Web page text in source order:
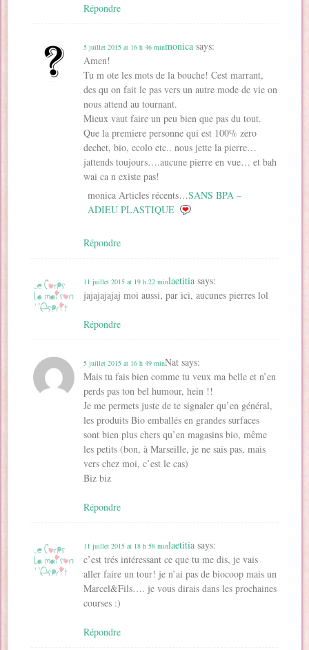
Répondre
monica says:
5 juillet 2015 at 16 h 46 min
Amen!
Tu m ote les mots de la bouche! Cest marrant,
des qu on fait le pas vers un autre mode de vie on
nous attend au tournant.
Mieux vaut faire un peu bien que pas du tout.
Que la premiere personne qui est 100% zero
dechet, bio, ecolo etc.. nous jette la pierre…
jattends toujours….aucune pierre en vue… et bah
wai ca n existe pas!
monica Articles récents…SANS BPA –
ADIEU PLASTIQUE
Répondre
laetitia says:
11 juillet 2015 at 19 h 22 min
jajajajajaj moi aussi, par ici, aucunes pierres lol
Répondre
Nat says:
5 juillet 2015 at 16 h 49 min
Mais tu fais bien comme tu veux ma belle et n’en
perds pas ton bel humour, hein !!
Je me permets juste de te signaler qu’en général,
les produits Bio emballés en grandes surfaces
sont bien plus chers qu’en magasins bio, même
les petits (bon, à Marseille, je ne sais pas, mais
vers chez moi, c’est le cas)
Biz biz
Répondre
laetitia says:
11 juillet 2015 at 18 h 58 min
c’est trés intéressant ce que tu me dis, je vais
aller faire un tour! je n’ai pas de biocoop mais un
Marcel&Fils…. je vous dirais dans les prochaines
courses :)
Répondre